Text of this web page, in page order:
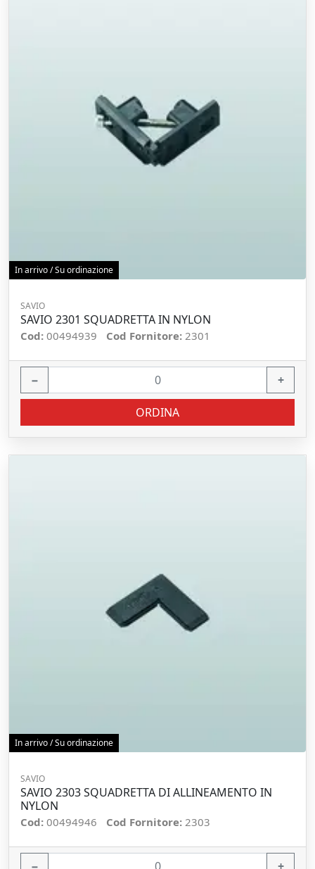
In arrivo / Su ordinazione
SAVIO
SAVIO 2301 SQUADRETTA IN NYLON
Cod: 00494939 Cod Fornitore: 2301
− +
ORDINA
In arrivo / Su ordinazione
SAVIO
SAVIO 2303 SQUADRETTA DI ALLINEAMENTO IN
NYLON
Cod: 00494946 Cod Fornitore: 2303